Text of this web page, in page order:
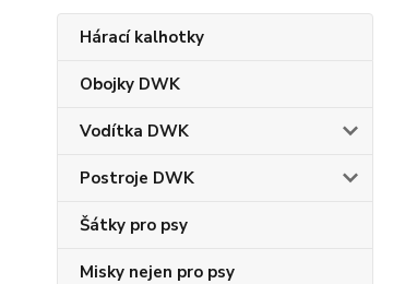
Hárací kalhotky
Obojky DWK
Vodítka DWK
Postroje DWK
Šátky pro psy
Misky nejen pro psy